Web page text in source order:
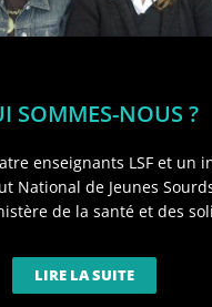
SOMMES-NOUS ?
enseignants LSF et un
National de Jeunes
de la santé et des
LIRE LA SUITE